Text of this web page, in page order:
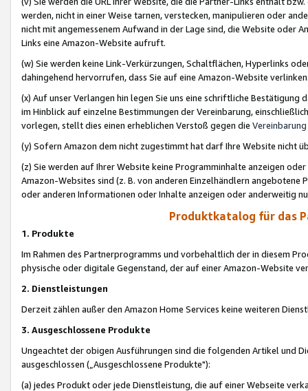
werden, nicht in einer Weise tarnen, verstecken, manipulieren oder
nicht mit angemessenem Aufwand in der Lage sind, die Website oder
Links eine Amazon-Website aufruft.
(w) Sie werden keine Link-Verkürzungen, Schaltflächen, Hyperlinks
dahingehend hervorrufen, dass Sie auf eine Amazon-Website
(x) Auf unser Verlangen hin legen Sie uns eine schriftliche
im Hinblick auf einzelne Bestimmungen der Vereinbarung,
vorlegen, stellt dies einen erheblichen Verstoß gegen die Vereinbarung
(y) Sofern Amazon dem nicht zugestimmt hat darf Ihre Website nicht
(z) Sie werden auf Ihrer Website keine Programminhalte anzeigen
Amazon-Websites sind (z. B. von anderen Einzelhändlern
oder anderen Informationen oder Inhalte anzeigen oder anderweitig
Produktkatalog für das
1. Produkte
Im Rahmen des Partnerprogramms und vorbehaltlich der in diesem
physische oder digitale Gegenstand, der auf einer Amazon-Website
2. Dienstleistungen
Derzeit zählen außer den Amazon Home Services keine weiteren
3. Ausgeschlossene Produkte
Ungeachtet der obigen Ausführungen sind die folgenden Artikel und
ausgeschlossen („Ausgeschlossene Produkte"):
(a) jedes Produkt oder jede Dienstleistung, die auf einer Webseite